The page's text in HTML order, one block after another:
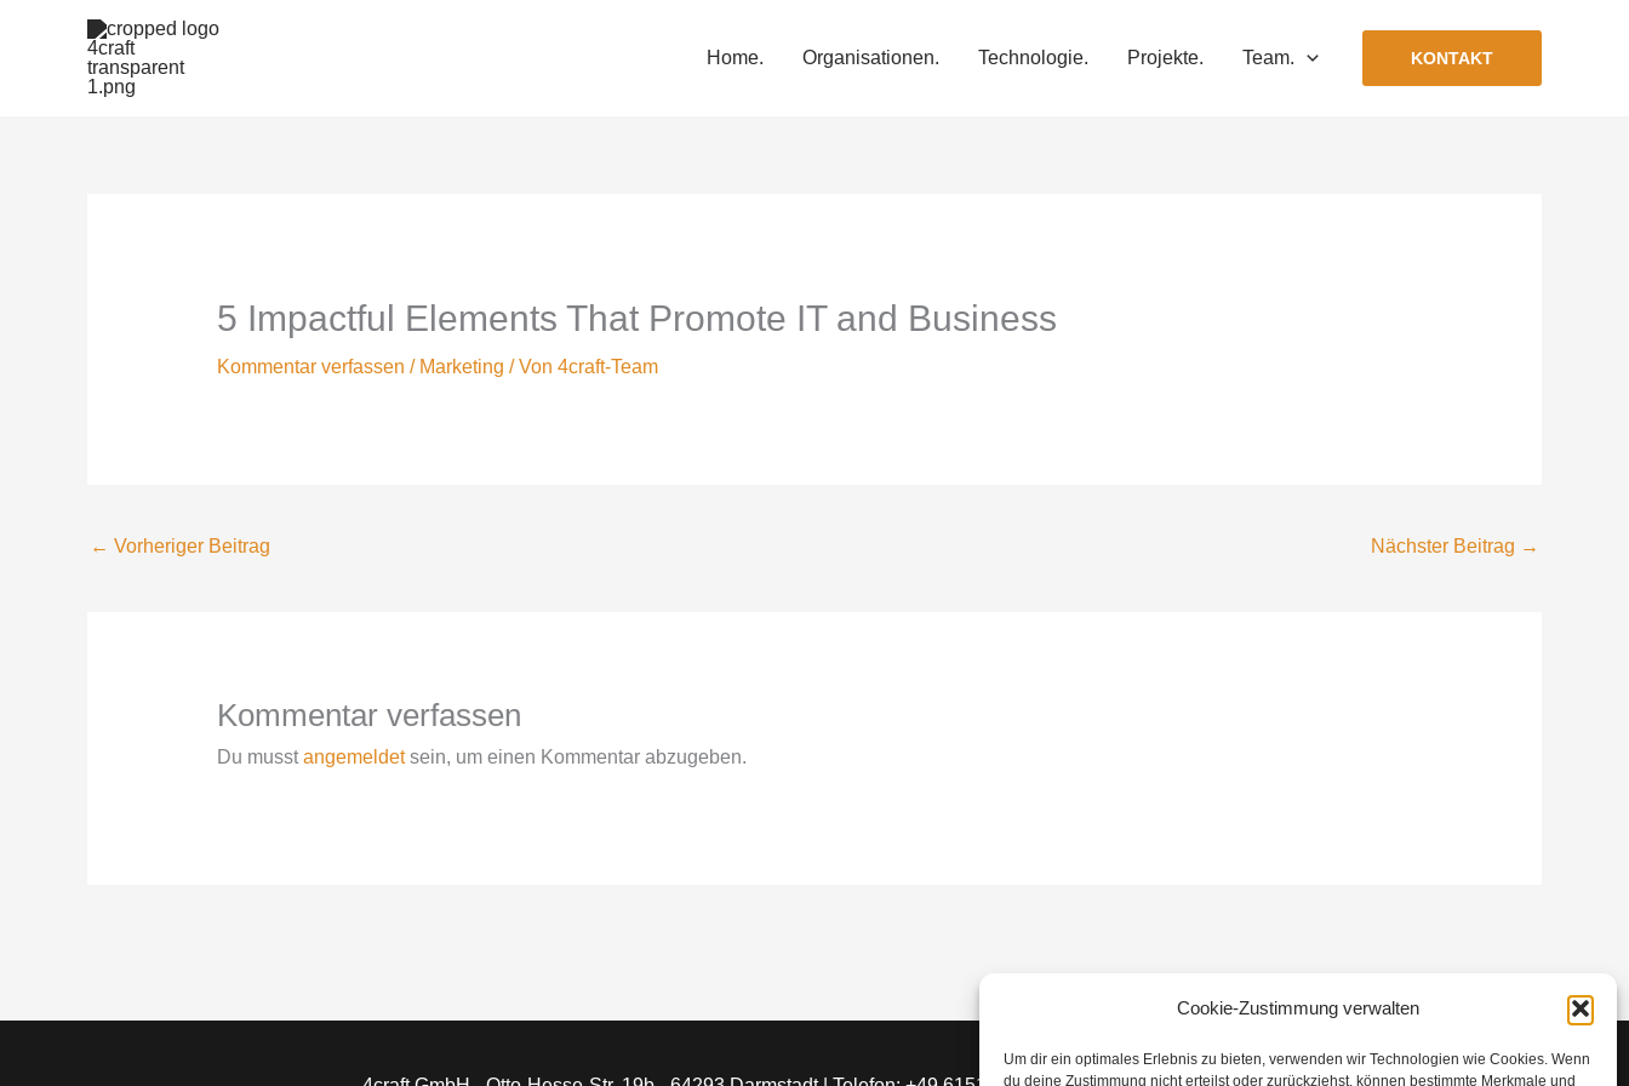
Cookie-Zustimmung verwalten
Um dir ein optimales Erlebnis zu bieten, verwenden wir Technologien wie Cookies. Wenn
du deine Zustimmung nicht erteilst oder zurückziehst, können bestimmte Merkmale und
Home. Organisationen. Technologie. Projekte. Team. KONTAKT
5 Impactful Elements That Promote IT and Business
Kommentar verfassen / Marketing / Von 4craft-Team
← Vorheriger Beitrag Nächster Beitrag →
Kommentar verfassen
Du musstangemeldetsein, um einen Kommentar abzugeben.